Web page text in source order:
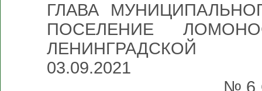
ГЛАВА
ПОСЕЛЕНИЕ
№ 6 О проведении